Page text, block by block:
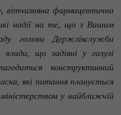
фармацевтична
надії на те, що з Вашим
голови Держлікслужби
що задіяні у галузі
конструктивний
які питання планується
у найближчій